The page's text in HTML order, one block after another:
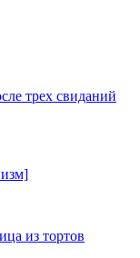
трех свиданий
из тортов